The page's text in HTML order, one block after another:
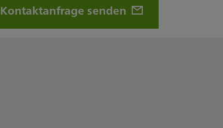
Kontaktanfrage senden